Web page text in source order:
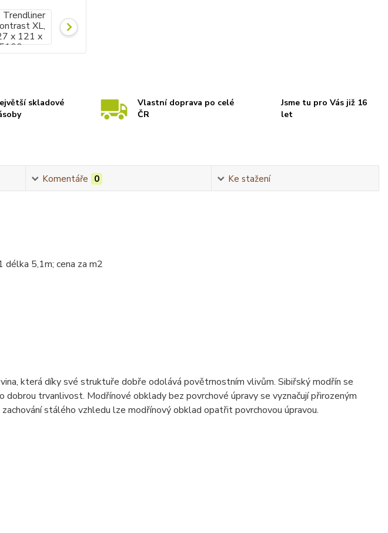
skladové
Vlastní doprava po celé
ČR
Jsme tu pro Vás již 16
let
Komentáře 0 Ke stažení
délka 5,1m; cena za m2
která díky své struktuře dobře odolává povětrnostním vlivům. Sibiřský modřín se
dobrou trvanlivost. Modřínové obklady bez povrchové úpravy se vyznačují přirozeným
stálého vzhledu lze modřínový obklad opatřitpovrchovou úpravou.